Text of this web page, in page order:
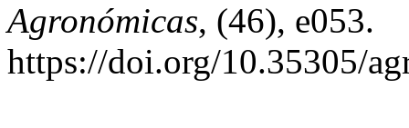
Agronómicas, (46), e053.
https://doi.org/10.35305/